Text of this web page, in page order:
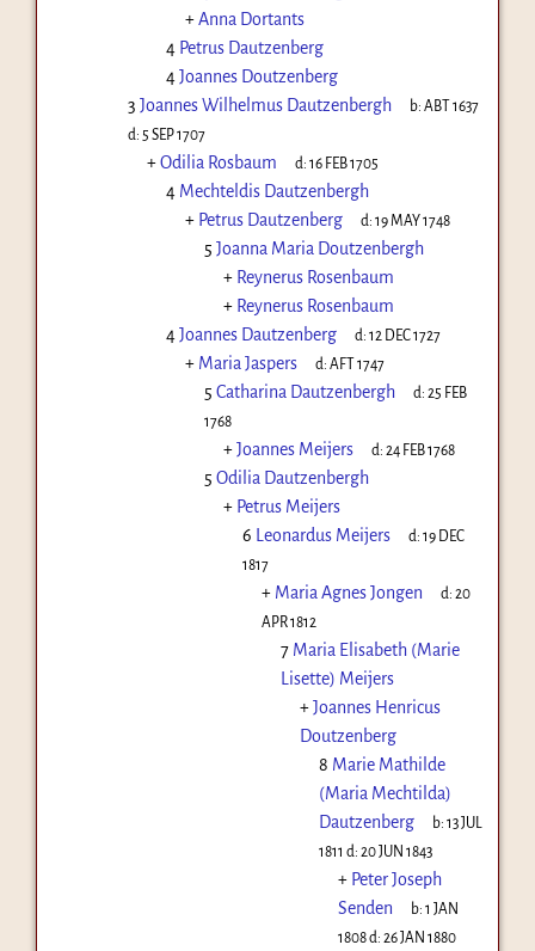
+Anna Dortants
4 Petrus Dautzenberg
4Joannes Doutzenberg
3 Joannes Wilhelmus Dautzenbergh b:ABT 1637
d: 5 SEP 1707
+Odilia Rosbaum d:16 FEB 1705
4 Mechteldis Dautzenbergh
+ Petrus Dautzenberg d:19 MAY 1748
5 Joanna Maria Doutzenbergh
+ Reynerus Rosenbaum
+ Reynerus Rosenbaum
4Joannes Dautzenberg d:12 DEC 1727
+ Maria Jaspers d:AFT 1747
5 Catharina Dautzenbergh d:25 FEB
1768
+Joannes Meijers d:24 FEB 1768
5 Odilia Dautzenbergh
+ Petrus Meijers
6 Leonardus Meijers d:19 DEC
1817
+ Maria Agnes Jongen d:20
APR 1812
7 Maria Elisabeth (Marie
Lisette) Meijers
+Joannes Henricus
Doutzenberg
8 Marie Mathilde
(Maria Mechtilda)
Dautzenberg
b:13 JUL
1811 d: 20 JUN 1843
+ Peter Joseph
Senden
b:1 JAN
1808d: 26 JAN 1880